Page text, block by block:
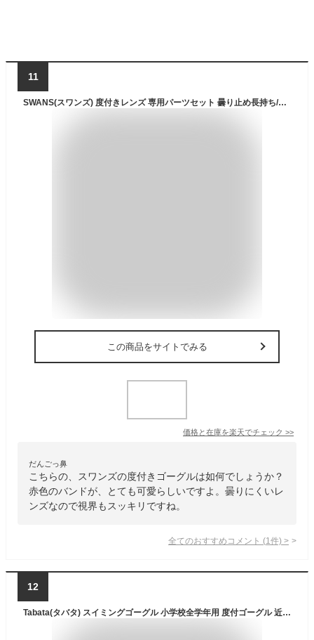
11
SWANS(スワンズ) 度付きレンズ 専用パーツセット 曇り止め長持ち/男女兼用/クッション付き/紫外線カット/大きめレンズ FCL-45PAF/PS-45(パケット便200円可能)(定形外郵便発送)
この商品をサイトでみる
価格と在庫を楽天でチェック >>
だんごっ鼻
こちらの、スワンズの度付きゴーグルは如何でしょうか？
赤色のバンドが、とても可愛らしいですよ。曇りにくいレ
ンズなので視界もスッキリですね。
全てのおすすめコメント (1 件) >
12
Tabata(タバタ) スイミングゴーグル 小学校全学年用 度付ゴーグル 近視用 6~12歳 -2.0 日本製 Y7312